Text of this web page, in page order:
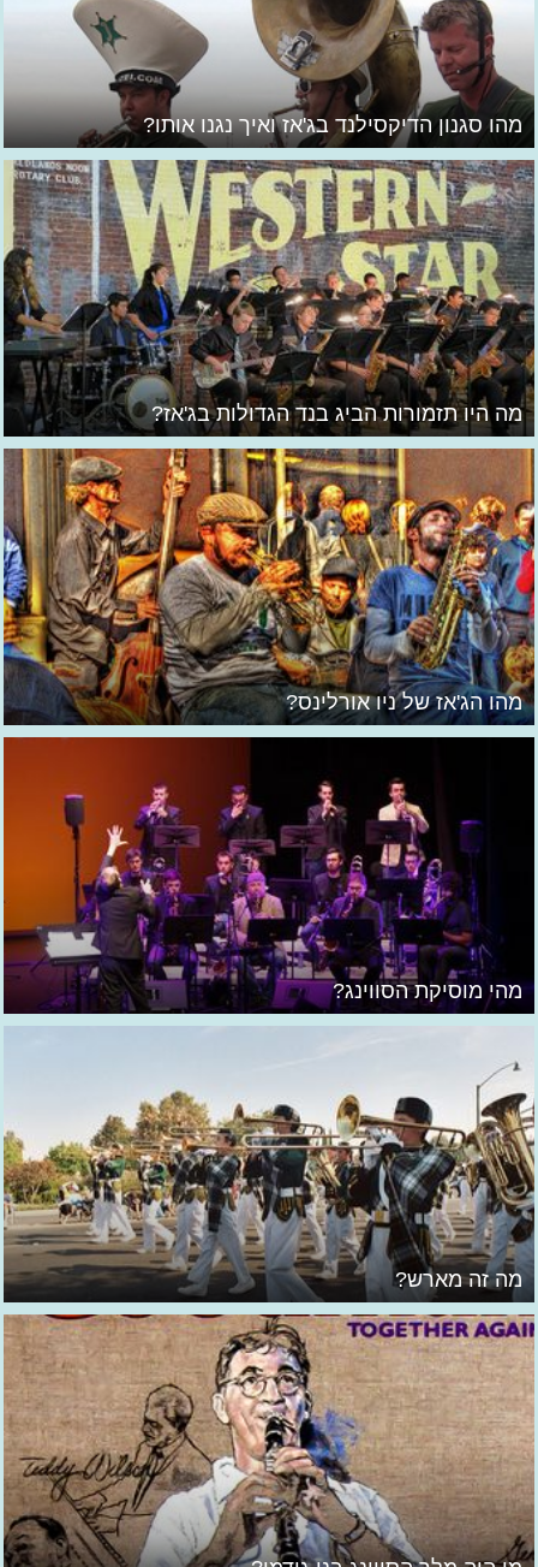
מהו סגנון הדיקסילנד בג'אז ואיך נגנו אותו?
מה היו תזמורות הביג בנד הגדולות בג'אז?
מהו הג'אז של ניו אורלינס?
מהי מוסיקת הסווינג?
מה זה מארש?